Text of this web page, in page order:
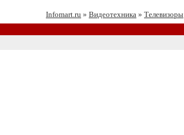
Infomart.ru » Видеотехника » Телевизоры